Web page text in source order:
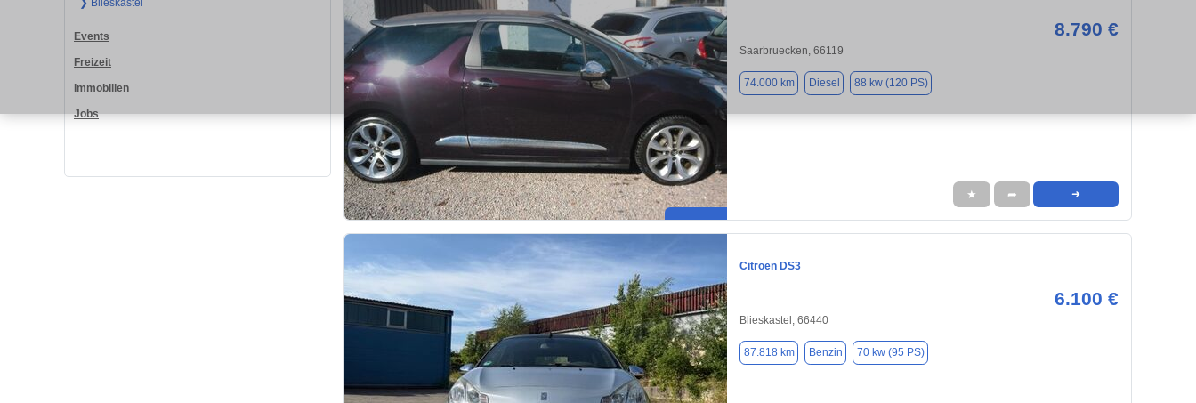
❯ Blieskastel
Events
Freizeit
Immobilien
Jobs
8.790 €
Saarbruecken, 66119
74.000 km Diesel 88 kw (120 PS)
★ ➦ ➜
Citroen DS3
6.100 €
Blieskastel, 66440
87.818 km Benzin 70 kw (95 PS)